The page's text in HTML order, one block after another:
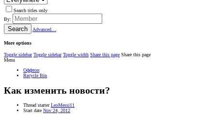
Search titles only
By:
Search Advanced…
More options
Toggle sidebar Toggle sidebar Toggle width Share this page Share this page
Menu
Оффтоп
Recycle Bin
Как изменить новости?
Thread starter LeoMessi11
Start date Nov 24, 2012